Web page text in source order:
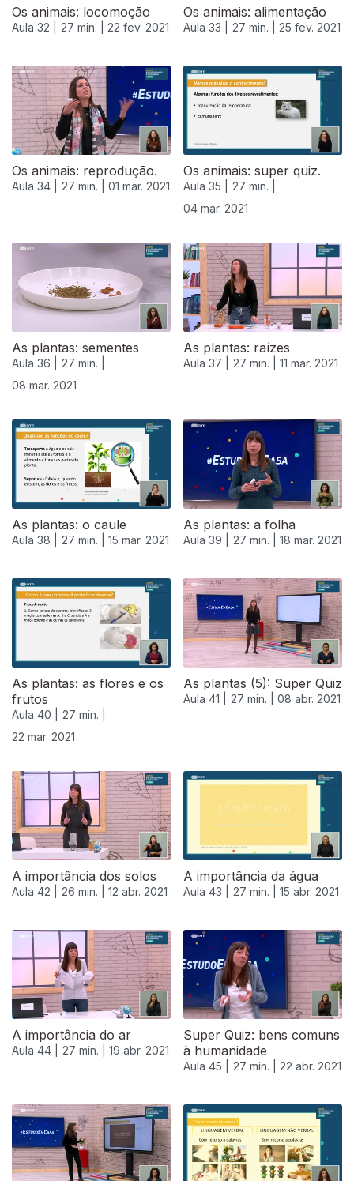
Os animais: locomoção
Aula 32 | 27 min. | 22 fev. 2021
Os animais: alimentação
Aula 33 | 27 min. | 25 fev. 2021
Os animais: reprodução.
Aula 34 | 27 min. | 01 mar. 2021
Os animais: super quiz.
Aula 35 |
27 min. |
04 mar. 2021
528140
As plantas: sementes
Aula 36 |
27 min. |
08 mar. 2021
As plantas: raízes
Aula 37 | 27 min. | 11 mar. 2021
As plantas: o caule
Aula 38 | 27 min. | 15 mar. 2021
As plantas: a folha
Aula 39 | 27 min. | 18 mar. 2021
As plantas: as flores e os
frutos
Aula 40 |
27 min. |
22 mar. 2021
As plantas (5): Super Quiz
Aula 41 | 27 min. | 08 abr. 2021
A importância dos solos
Aula 42 | 26 min. | 12 abr. 2021
A importância da água
Aula 43 | 27 min. | 15 abr. 2021
A importância do ar
Aula 44 | 27 min. | 19 abr. 2021
Super Quiz: bens comuns
à humanidade
Aula 45 | 27 min. | 22 abr. 2021
540366